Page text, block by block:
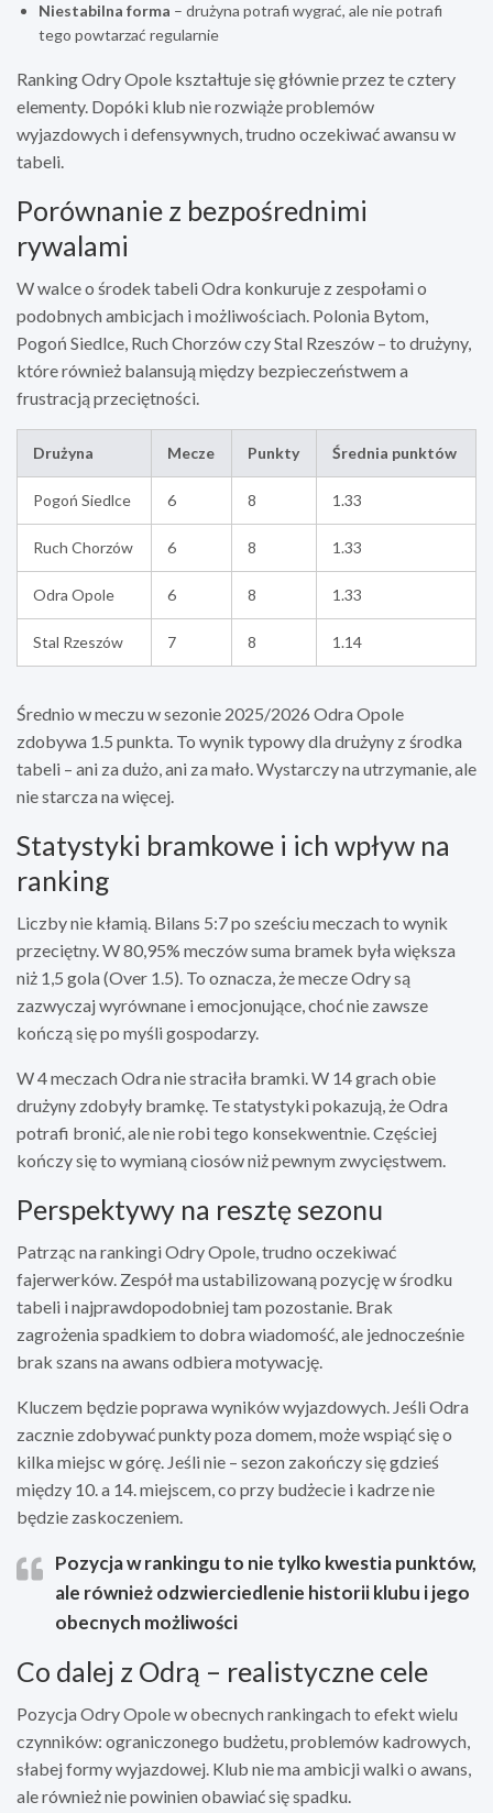
Niestabilna forma – drużyna potrafi wygrać, ale nie potrafi
tego powtarzać regularnie
Ranking Odry Opole kształtuje się głównie przez te cztery
elementy. Dopóki klub nie rozwiąże problemów
wyjazdowych i defensywnych, trudno oczekiwać awansu w
tabeli.
Porównanie z bezpośrednimi
rywalami
W walce o środek tabeli Odra konkuruje z zespołami o
podobnych ambicjach i możliwościach. Polonia Bytom,
Pogoń Siedlce, Ruch Chorzów czy Stal Rzeszów – to drużyny,
które również balansują między bezpieczeństwem a
frustracją przeciętności.
Drużyna Mecze Punkty Średnia punktów
Pogoń Siedlce 6 8 1.33
Ruch Chorzów 6 8 1.33
Odra Opole 6 8 1.33
Stal Rzeszów 7 8 1.14
Średnio w meczu w sezonie 2025/2026 Odra Opole
zdobywa 1.5 punkta. To wynik typowy dla drużyny z środka
tabeli – ani za dużo, ani za mało. Wystarczy na utrzymanie, ale
nie starcza na więcej.
Statystyki bramkowe i ich wpływ na
ranking
Liczby nie kłamią. Bilans 5:7 po sześciu meczach to wynik
przeciętny. W 80,95% meczów suma bramek była większa
niż 1,5 gola (Over 1.5). To oznacza, że mecze Odry są
zazwyczaj wyrównane i emocjonujące, choć nie zawsze
kończą się po myśli gospodarzy.
W 4 meczach Odra nie straciła bramki. W 14 grach obie
drużyny zdobyły bramkę. Te statystyki pokazują, że Odra
potrafi bronić, ale nie robi tego konsekwentnie. Częściej
kończy się to wymianą ciosów niż pewnym zwycięstwem.
Perspektywy na resztę sezonu
Patrząc na rankingi Odry Opole, trudno oczekiwać
fajerwerków. Zespół ma ustabilizowaną pozycję w środku
tabeli i najprawdopodobniej tam pozostanie. Brak
zagrożenia spadkiem to dobra wiadomość, ale jednocześnie
brak szans na awans odbiera motywację.
Kluczem będzie poprawa wyników wyjazdowych. Jeśli Odra
zacznie zdobywać punkty poza domem, może wspiąć się o
kilka miejsc w górę. Jeśli nie – sezon zakończy się gdzieś
między 10. a 14. miejscem, co przy budżecie i kadrze nie
będzie zaskoczeniem.
Pozycja w rankingu to nie tylko kwestia punktów,
ale również odzwierciedlenie historii klubu i jego
obecnych możliwości
Co dalej z Odrą – realistyczne cele
Pozycja Odry Opole w obecnych rankingach to efekt wielu
czynników: ograniczonego budżetu, problemów kadrowych,
słabej formy wyjazdowej. Klub nie ma ambicji walki o awans,
ale również nie powinien obawiać się spadku.